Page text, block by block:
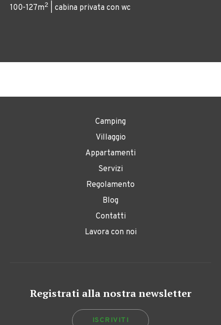
100-127m2 | cabina privata con wc
Camping
Villaggio
Appartamenti
Servizi
Regolamento
Blog
Contatti
Lavora con noi
Registrati alla nostra newsletter
ISCRIVITI